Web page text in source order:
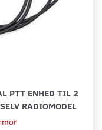
PTT ENHED TIL 2
RADIOMODEL